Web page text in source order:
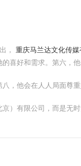
， 重庆马兰达文化传媒
的喜好和需求。第六，
，他会在人人局面尊
）有限公司，而是无